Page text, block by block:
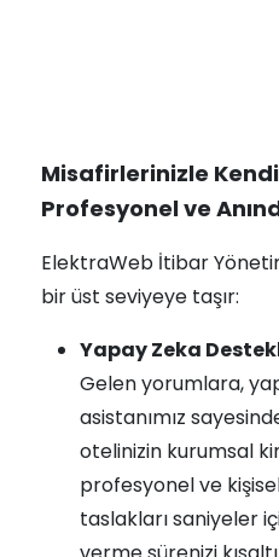
Misafirlerinizle
Profesyonel ve
ElektraWeb İtibar
bir üst seviyeye taşır:
Yapay Zeka
Gelen yorumlara,
asistanımız
otelinizin kurumsal
profesyonel ve
taslakları saniyeler